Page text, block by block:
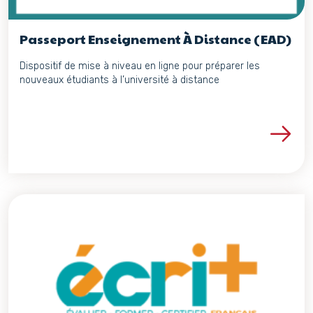
Passeport Enseignement À Distance (EAD)
Dispositif de mise à niveau en ligne pour préparer les
nouveaux étudiants à l’université à distance
Voir les détails du